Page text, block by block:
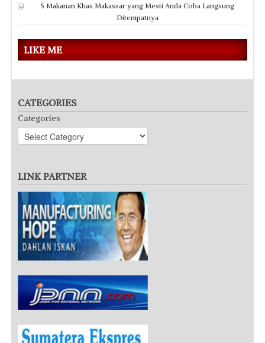
5 Makanan Khas Makassar yang Mesti Anda Coba Langsung
Ditempatnya
LIKE ME
CATEGORIES
Categories
LINK PARTNER